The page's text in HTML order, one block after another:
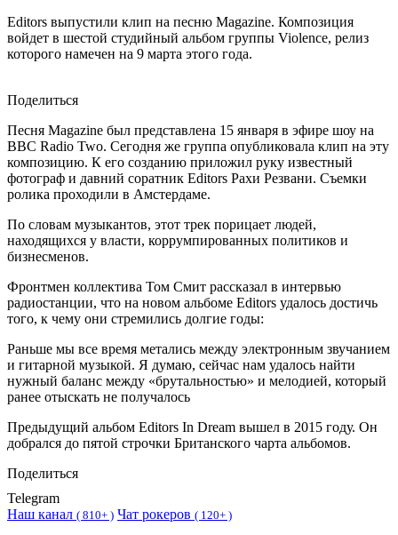
Editors выпустили клип на песню Magazine. Композиция
войдет в шестой студийный альбом группы Violence, релиз
которого намечен на 9 марта этого года.
Поделиться
Песня Magazine был представлена 15 января в эфире шоу на
BBC Radio Two. Сегодня же группа опубликовала клип на эту
композицию. К его созданию приложил руку известный
фотограф и давний соратник Editors Рахи Резвани. Съемки
ролика проходили в Амстердаме.
По словам музыкантов, этот трек порицает людей,
находящихся у власти, коррумпированных политиков и
бизнесменов.
Фронтмен коллектива Том Смит рассказал в интервью
радиостанции, что на новом альбоме Editors удалось достичь
того, к чему они стремились долгие годы:
Раньше мы все время метались между электронным звучанием
и гитарной музыкой. Я думаю, сейчас нам удалось найти
нужный баланс между «брутальностью» и мелодией, который
ранее отыскать не получалось
Предыдущий альбом Editors In Dream вышел в 2015 году. Он
добрался до пятой строчки Британского чарта альбомов.
Поделиться
Telegram
Наш канал ( 810+ ) Чат рокеров ( 120+ )